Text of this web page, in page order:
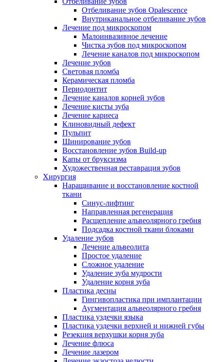
Отбеливание зубов Opalescence
Внутриканальное отбеливание зубов
Лечение под микроскопом
Малоинвазивное лечение
Чистка зубов под микроскопом
Лечение каналов под микроскопом
Лечение зубов
Световая пломба
Керамическая пломба
Периодонтит
Лечение каналов корней зубов
Лечение кисты зуба
Лечение кариеса
Клиновидный дефект
Пульпит
Шинирование зубов
Восстановление зубов Build-up
Капы от бруксизма
Художественная реставрация зубов
Хирургия
Наращивание и восстановление костной
ткани
Синус-лифтинг
Направленная регенерация
Расщепление альвеолярного гребня
Подсадка костной ткани блоками
Удаление зубов
Лечение альвеолита
Простое удаление
Сложное удаление
Удаление зуба мудрости
Удаление корня зуба
Пластика десны
Гингивопластика при имплантации
Аугментация альвеолярного гребня
Пластика уздечки языка
Пластика уздечки верхней и нижней губы
Резекция верхушки корня зуба
Лечение флюса
Лечение лазером